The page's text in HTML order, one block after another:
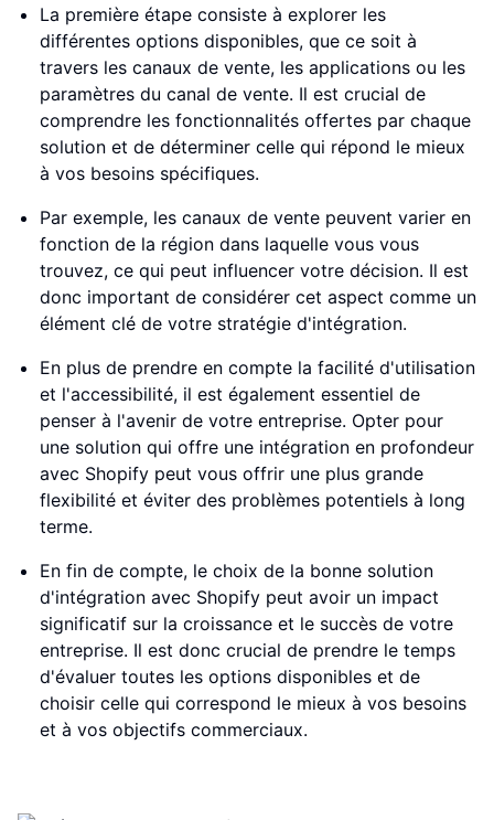
La première étape consiste à explorer les
différentes options disponibles, que ce soit à
travers les canaux de vente, les applications ou les
paramètres du canal de vente. Il est crucial de
comprendre les fonctionnalités offertes par chaque
solution et de déterminer celle qui répond le mieux
à vos besoins spécifiques.
Par exemple, les canaux de vente peuvent varier en
fonction de la région dans laquelle vous vous
trouvez, ce qui peut influencer votre décision. Il est
donc important de considérer cet aspect comme un
élément clé de votre stratégie d'intégration.
En plus de prendre en compte la facilité d'utilisation
et l'accessibilité, il est également essentiel de
penser à l'avenir de votre entreprise. Opter pour
une solution qui offre une intégration en profondeur
avec Shopify peut vous offrir une plus grande
flexibilité et éviter des problèmes potentiels à long
terme.
En fin de compte, le choix de la bonne solution
d'intégration avec Shopify peut avoir un impact
significatif sur la croissance et le succès de votre
entreprise. Il est donc crucial de prendre le temps
d'évaluer toutes les options disponibles et de
choisir celle qui correspond le mieux à vos besoins
et à vos objectifs commerciaux.